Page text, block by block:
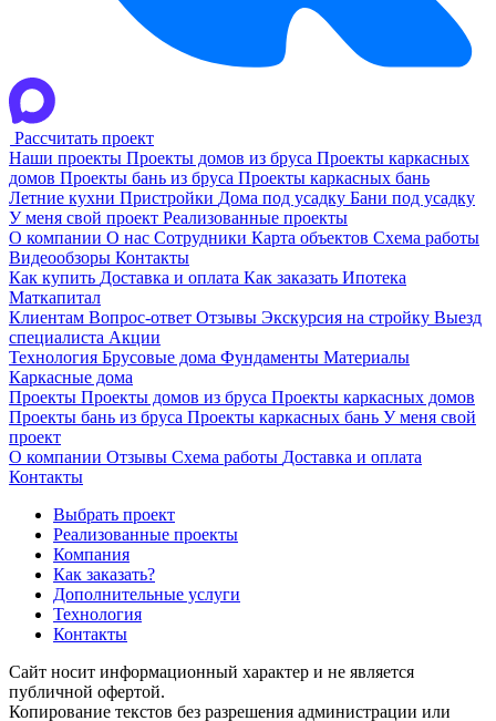
Рассчитать проект
Наши проекты Проекты домов из бруса Проекты каркасных
домов Проекты бань из бруса Проекты каркасных бань
Летние кухни Пристройки Дома под усадку Бани под усадку
У меня свой проект Реализованные проекты
О компании О нас Сотрудники Карта объектов Схема работы
Видеообзоры Контакты
Как купить Доставка и оплата Как заказать Ипотека
Маткапитал
Клиентам Вопрос-ответ Отзывы Экскурсия на стройку Выезд
специалиста Акции
Технология Брусовые дома Фундаменты Материалы
Каркасные дома
Проекты Проекты домов из бруса Проекты каркасных домов
Проекты бань из бруса Проекты каркасных бань У меня свой
проект
О компании Отзывы Схема работы Доставка и оплата
Контакты
Выбрать проект
Реализованные проекты
Компания
Как заказать?
Дополнительные услуги
Технология
Контакты
Сайт носит информационный характер и не является
публичной офертой.
Копирование текстов без разрешения администрации или